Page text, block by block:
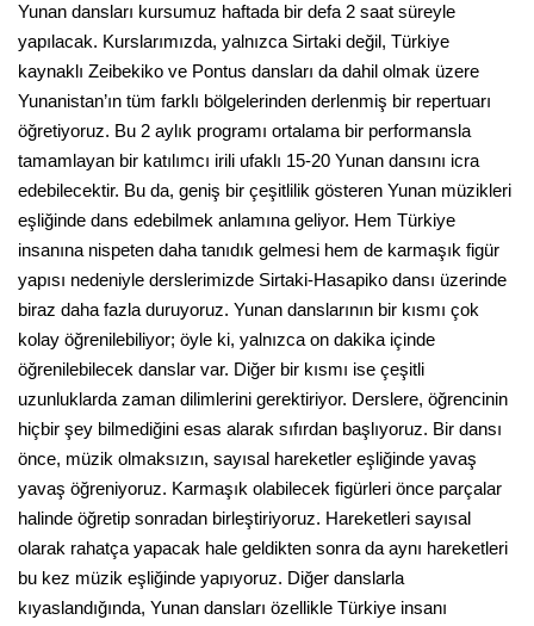
Yunan dansları kursumuz haftada bir defa 2 saat süreyle
yapılacak. Kurslarımızda, yalnızca Sirtaki değil, Türkiye
kaynaklı Zeibekiko ve Pontus dansları da dahil olmak üzere
Yunanistan’ın tüm farklı bölgelerinden derlenmiş bir repertuarı
öğretiyoruz. Bu 2 aylık programı ortalama bir performansla
tamamlayan bir katılımcı irili ufaklı 15-20 Yunan dansını icra
edebilecektir. Bu da, geniş bir çeşitlilik gösteren Yunan müzikleri
eşliğinde dans edebilmek anlamına geliyor. Hem Türkiye
insanına nispeten daha tanıdık gelmesi hem de karmaşık figür
yapısı nedeniyle derslerimizde Sirtaki-Hasapiko dansı üzerinde
biraz daha fazla duruyoruz. Yunan danslarının bir kısmı çok
kolay öğrenilebiliyor; öyle ki, yalnızca on dakika içinde
öğrenilebilecek danslar var. Diğer bir kısmı ise çeşitli
uzunluklarda zaman dilimlerini gerektiriyor. Derslere, öğrencinin
hiçbir şey bilmediğini esas alarak sıfırdan başlıyoruz. Bir dansı
önce, müzik olmaksızın, sayısal hareketler eşliğinde yavaş
yavaş öğreniyoruz. Karmaşık olabilecek figürleri önce parçalar
halinde öğretip sonradan birleştiriyoruz. Hareketleri sayısal
olarak rahatça yapacak hale geldikten sonra da aynı hareketleri
bu kez müzik eşliğinde yapıyoruz. Diğer danslarla
kıyaslandığında, Yunan dansları özellikle Türkiye insanı